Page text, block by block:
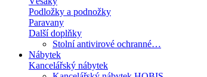
Podložky a podnožky
Paravany
Další doplňky
Stolní antivirové ochranné…
Nábytek
Kancelářský nábytek